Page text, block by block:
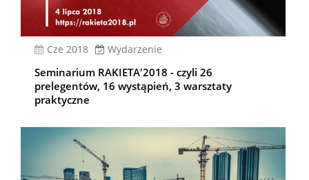
cze 2018 Wydarzenie
Seminarium RAKIETA'2018 - czyli 26
prelegentów, 16 wystąpień, 3 warsztaty
praktyczne